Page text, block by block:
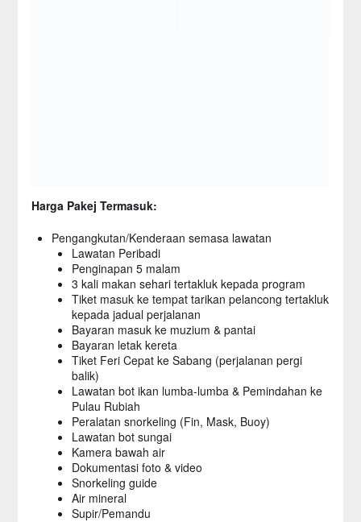
Harga Pakej Termasuk:
Pengangkutan/Kenderaan semasa lawatan
Lawatan Peribadi
Penginapan 5 malam
3 kali makan sehari tertakluk kepada program
Tiket masuk ke tempat tarikan pelancong tertakluk
kepada jadual perjalanan
Bayaran masuk ke muzium & pantai
Bayaran letak kereta
Tiket Feri Cepat ke Sabang (perjalanan pergi
balik)
Lawatan bot ikan lumba-lumba & Pemindahan ke
Pulau Rubiah
Peralatan snorkeling (Fin, Mask, Buoy)
Lawatan bot sungai
Kamera bawah air
Dokumentasi foto & video
Snorkeling guide
Air mineral
Supir/Pemandu